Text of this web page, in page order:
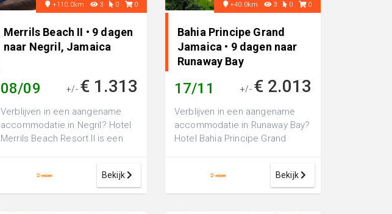
+110.0km 3 0 0
Merrils Beach II • 9 dagen
naar Negril, Jamaica
08/09 +/- € 1.313
Verblijven in een aangename
accommodatie in Negril? Hotel
Merrils Beach Resort II is een
Bekijk
+40.0km 3 0 0
Bahia Principe Grand
Jamaica • 9 dagen naar
Runaway Bay
17/11 +/- € 2.013
Verblijven in een aangename
accommodatie in Runaway Bay?
Hotel Bahia Principe Grand
Bekijk